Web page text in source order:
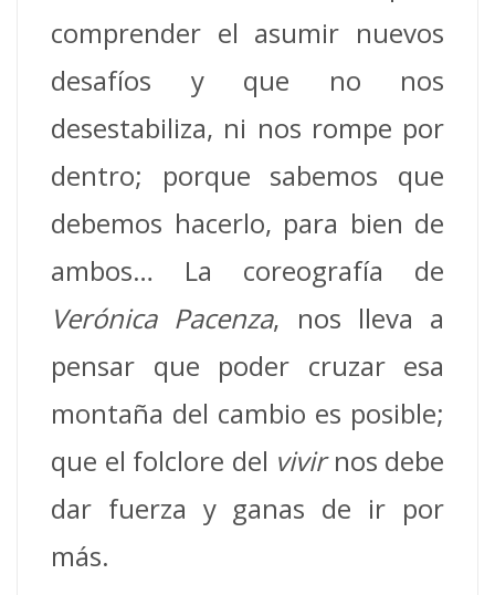
comprender el asumir nuevos
desafíos y que no nos
desestabiliza, ni nos rompe por
dentro; porque sabemos que
debemos hacerlo, para bien de
ambos… La coreografía de
Verónica Pacenza, nos lleva a
pensar que poder cruzar esa
montaña del cambio es posible;
que el folclore del vivirnos debe
dar fuerza y ganas de ir por
más.